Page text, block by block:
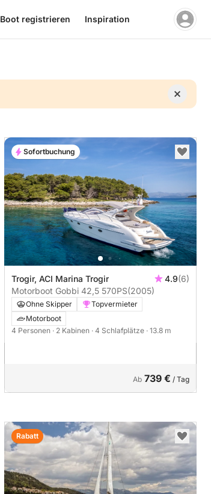
Boot registrieren Inspiration
Trogir, ACI Marina Trogir 4.9(6)
Motorboot Gobbi 42,5 570PS(2005)
Ohne Skipper
Topvermieter
Motorboot
4 Personen · 2 Kabinen · 4 Schlafplätze · 13.8 m
Ab 739 € / Tag
Sofortbuchung
Rabatt